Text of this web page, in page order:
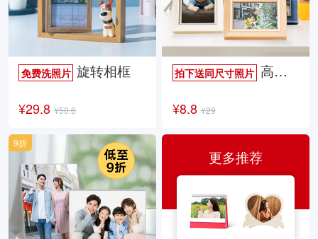
免费洗照片 旋转相框
¥29.8 ¥50.6
拍下送同尺寸照片高档欧式相框
¥8.8 ¥29
9折
更多推荐